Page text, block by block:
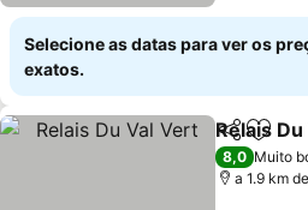
Selecione as datas para ver os
exatos.
Partilhar
Relais
8,0 Muito
a 1.9 km